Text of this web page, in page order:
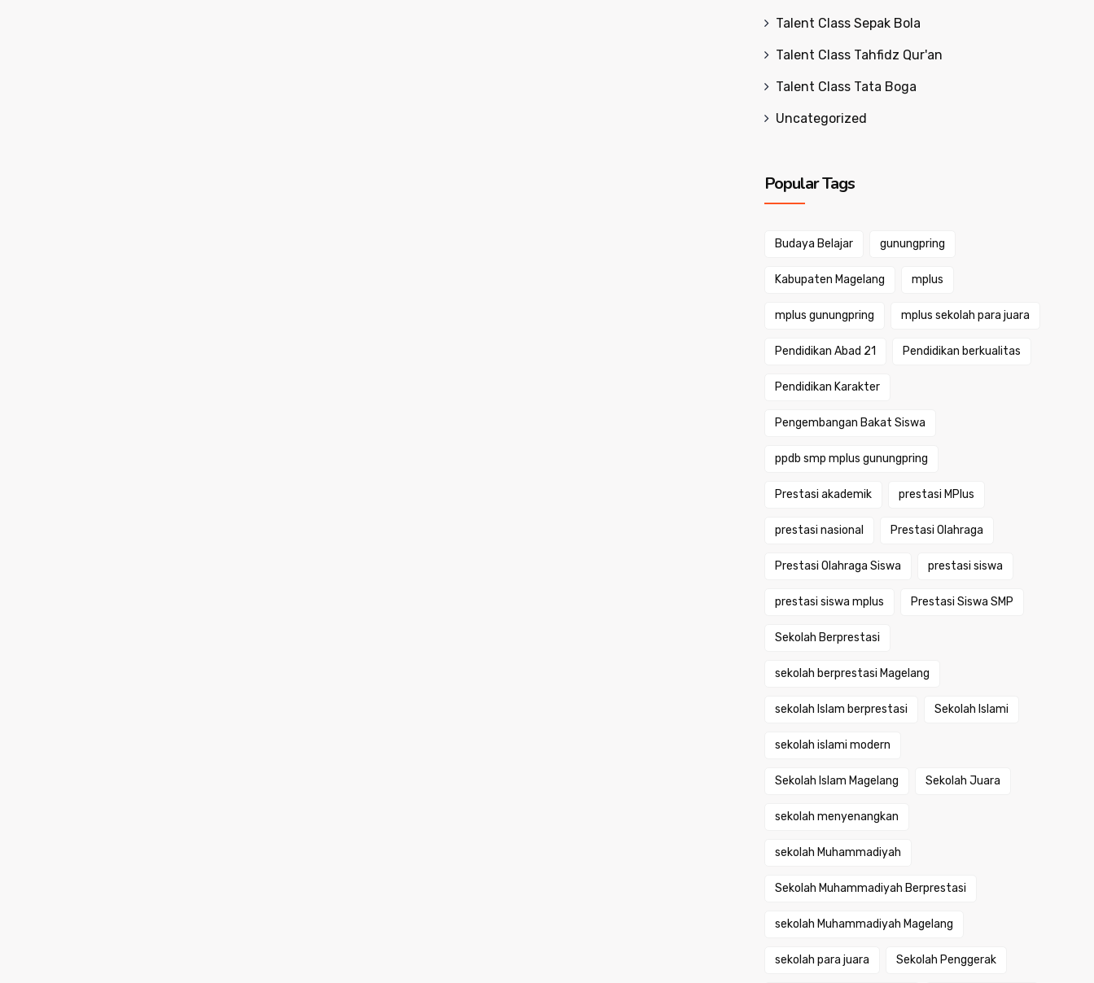
Talent Class Sepak Bola
Talent Class Tahfidz Qur'an
Talent Class Tata Boga
Uncategorized
Popular Tags
Budaya Belajar gunungpring
Kabupaten Magelang mplus
mplus gunungpring mplus sekolah para juara
Pendidikan Abad 21 Pendidikan berkualitas
Pendidikan Karakter
Pengembangan Bakat Siswa
ppdb smp mplus gunungpring
Prestasi akademik prestasi MPlus
prestasi nasional Prestasi Olahraga
Prestasi Olahraga Siswa prestasi siswa
prestasi siswa mplus Prestasi Siswa SMP
Sekolah Berprestasi
sekolah berprestasi Magelang
sekolah Islam berprestasi Sekolah Islami
sekolah islami modern
Sekolah Islam Magelang Sekolah Juara
sekolah menyenangkan
sekolah Muhammadiyah
Sekolah Muhammadiyah Berprestasi
sekolah Muhammadiyah Magelang
sekolah para juara Sekolah Penggerak